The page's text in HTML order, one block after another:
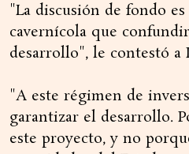
"La discusión de fondo
cavernícola que
desarrollo", le contestó a
"A este régimen de
garantizar el desarrollo.
este proyecto, y no